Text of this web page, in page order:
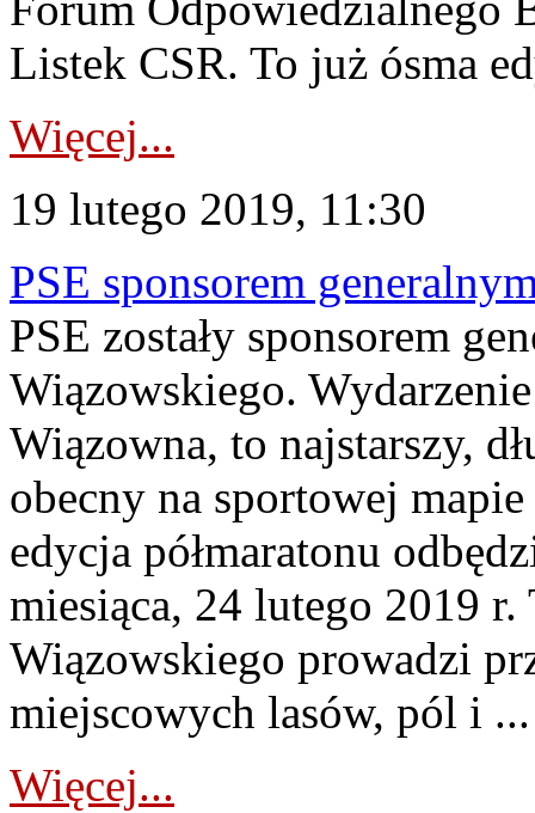
Listek CSR. To już ósma
Więcej...
19 lutego 2019, 11:30
PSE sponsorem
PSE zostały sponsorem
Wiązowskiego.
Wiązowna, to najstarszy,
obecny na sportowej
edycja półmaratonu
miesiąca, 24 lutego 2019 r.
Wiązowskiego prowadzi
miejscowych lasów, pól i ...
Więcej...